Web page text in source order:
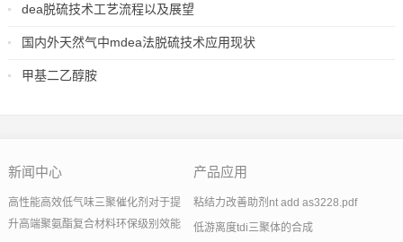
dea脱硫技术工艺流程以及展望
国内外天然气中mdea法脱硫技术应用现状
甲基二乙醇胺
新闻中心
高性能高效低气味三聚催化剂对于提
升高端聚氨酯复合材料环保级别效能
产品应用
粘结力改善助剂nt add as3228.pdf
低游离度tdi三聚体的合成